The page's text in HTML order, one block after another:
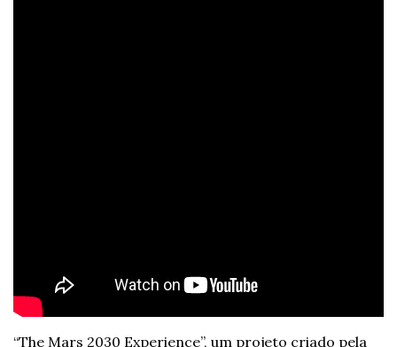
“The Mars 2030 Experience”, um projeto criado pela